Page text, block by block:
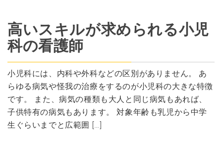
高いスキルが求められる小児
科の看護師
小児科には、内科や外科などの区別がありません。 あ
らゆる病気や怪我の治療をするのが小児科の大きな特徴
です。 また、病気の種類も大人と同じ病気もあれば、
子供特有の病気もあります。 対象年齢も乳児から中学
生ぐらいまでと広範囲 […]